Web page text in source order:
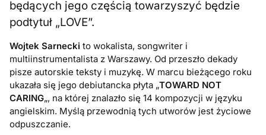
będących jego częścią towarzyszyć będzie
podtytuł „LOVE”.
Wojtek Sarnecki to wokalista, songwriter i
multiinstrumentalista z Warszawy. Od przeszło dekady
pisze autorskie teksty i muzykę. W marcu bieżącego roku
ukazała się jego debiutancka płyta „TOWARD NOT
CARING„, na której znalazło się 14 kompozycji w języku
angielskim. Myślą przewodnią tych utworów jest życiowe
odpuszczanie.